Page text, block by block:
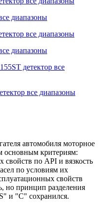
диапазоны
диапазоны
все диапазоны
автомобиля моторное
основным критериям:
свойств по API и вязкость
по условиям их
свойств
но принцип разделения
и "С" сохранился.